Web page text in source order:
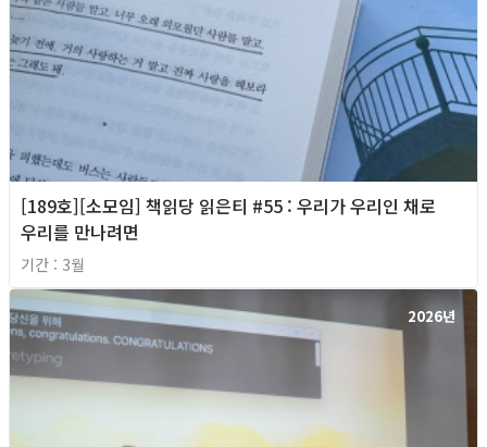
[189호][소모임] 책읽당 읽은티 #55 : 우리가 우리인 채로
우리를 만나려면
기간 : 3월
2026년